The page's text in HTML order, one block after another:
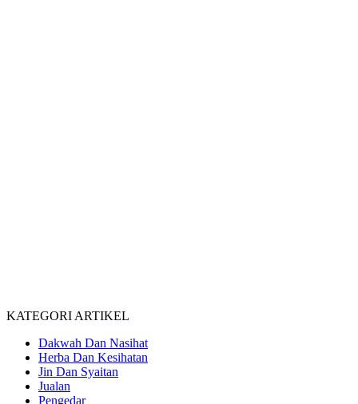
KATEGORI ARTIKEL
Dakwah Dan Nasihat
Herba Dan Kesihatan
Jin Dan Syaitan
Jualan
Pengedar